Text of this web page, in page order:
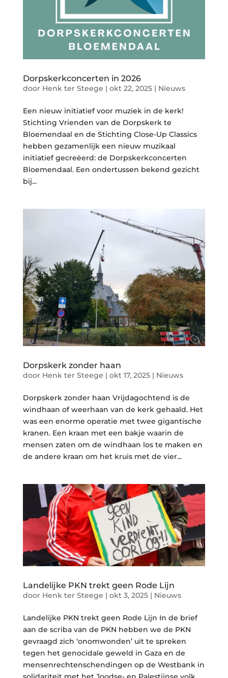
Dorpskerkconcerten in 2026
door Henk ter Steege | okt 22, 2025| Nieuws
Een nieuw initiatief voor muziek in de kerk!
Stichting Vrienden van de Dorpskerk te
Bloemendaal en de Stichting Close-Up Classics
hebben gezamenlijk een nieuw muzikaal
initiatief gecreëerd: de Dorpskerkconcerten
Bloemendaal. Een ondertussen bekend gezicht
bij...
Dorpskerk zonder haan
door Henk ter Steege | okt 17, 2025| Nieuws
Dorpskerk zonder haan Vrijdagochtend is de
windhaan of weerhaan van de kerk gehaald. Het
was een enorme operatie met twee gigantische
kranen. Een kraan met een bakje waarin de
mensen zaten om de windhaan los te maken en
de andere kraan om het kruis met de vier...
Landelijke PKN trekt geen Rode Lijn
door Henk ter Steege | okt 3, 2025| Nieuws
Landelijke PKN trekt geen Rode Lijn In de brief
aan de scriba van de PKN hebben we de PKN
gevraagd zich ‘onomwonden’ uit te spreken
tegen het genocidale geweld in Gaza en de
mensenrechtenschendingen op de Westbank in